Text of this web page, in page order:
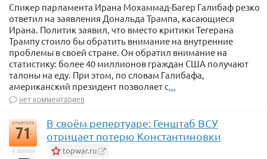
Спикер парламента Ирана Мохаммад-Багер Галибаф резко
ответил на заявления Дональда Трампа, касающиеся
Ирана. Политик заявил, что вместо критики Тегерана
Трампу стоило бы обратить внимание на внутренние
проблемы в своей стране. Он обратил внимание на
статистику: более 40 миллионов граждан США получают
талоны на еду. При этом, по словам Галибафа,
американский президент позволяет с
нет комментариев
отметили
71
в архиве
В своём репертуаре: Генштаб ВСУ
отрицает потерю Константиновки
topwar.ru